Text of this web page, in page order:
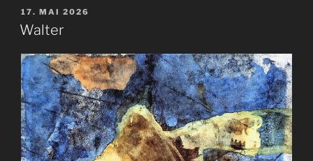
VERÖFFENTLICHT
AM
17. MAI 2026
Walter